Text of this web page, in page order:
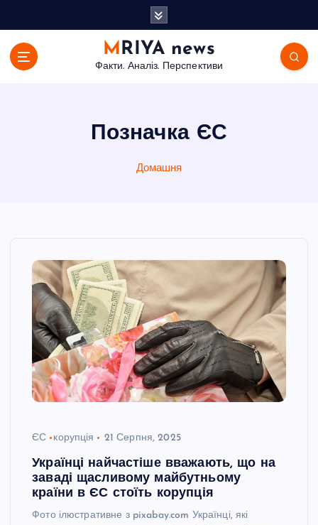
MRIYA news
Факти. Аналіз. Перспективи
Позначка ЄС
Домашня
ЄС корупція 21 Серпня, 2025
Українці найчастіше вважають, що на
заваді щасливому майбутньому
країни в ЄС стоїть корупція
Фото ілюстративне з pixabay.com Українці, які